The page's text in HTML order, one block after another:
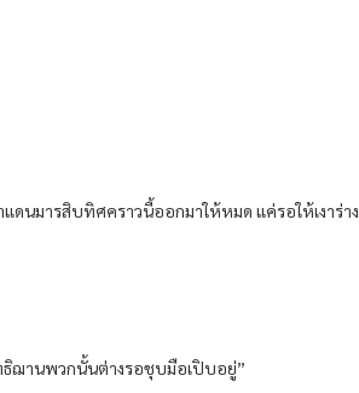
นมารสิบทิศคราวนี้ออกมาให้หมด แค่รอให้เงาร่าง
ธิฌานพวกนั้นต่างรอชุบมือเปิบอยู่”